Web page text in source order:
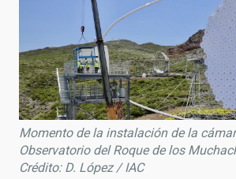
Momento de la instalación de la
Observatorio del Roque de los
Crédito: D. López / IAC